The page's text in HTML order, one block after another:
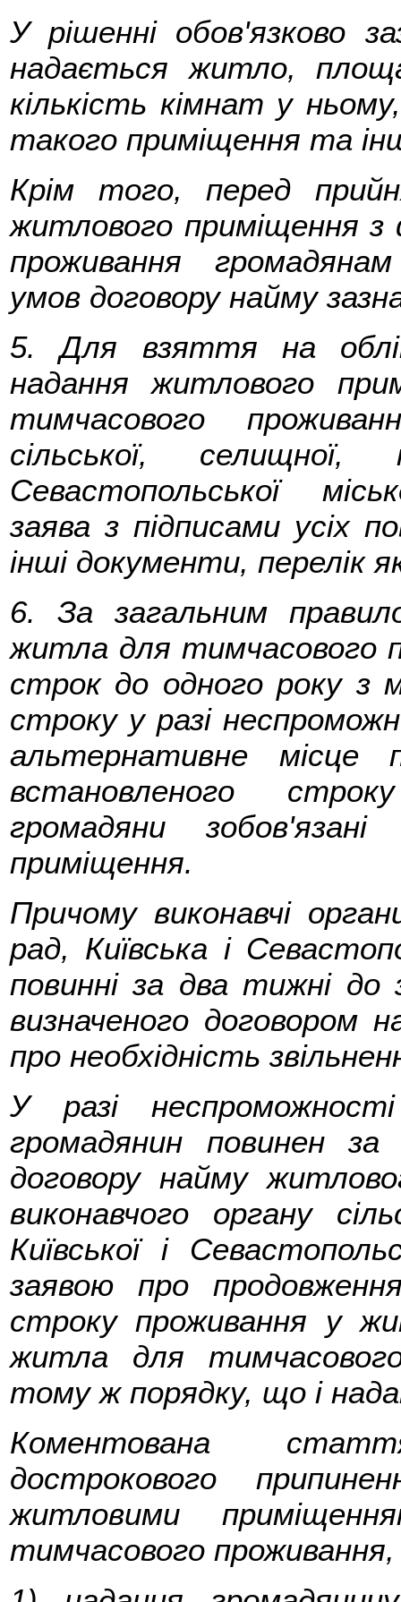
У рішенні обов'язково
надається житло,
кількість кімнат у
такого приміщення та
Крім того, перед
житлового приміщення
проживання
умов договору найму
5. Для взяття на
надання житлового
тимчасового
сільської,
Севастопольської
заява з підписами усіх
інші документи, перелік
6. За загальним
житла для тимчасового
строк до одного року з
строку у разі
альтернативне місце
встановленого
громадяни
приміщення.
Причому виконавчі
рад, Київська і
повинні за два тижні до
визначеного договором
про необхідність
У разі
громадянин повинен за
договору найму
виконавчого органу
Київської і
заявою про
строку проживання у
житла для
тому ж порядку, що і
Коментована
дострокового
житловими
тимчасового проживання,